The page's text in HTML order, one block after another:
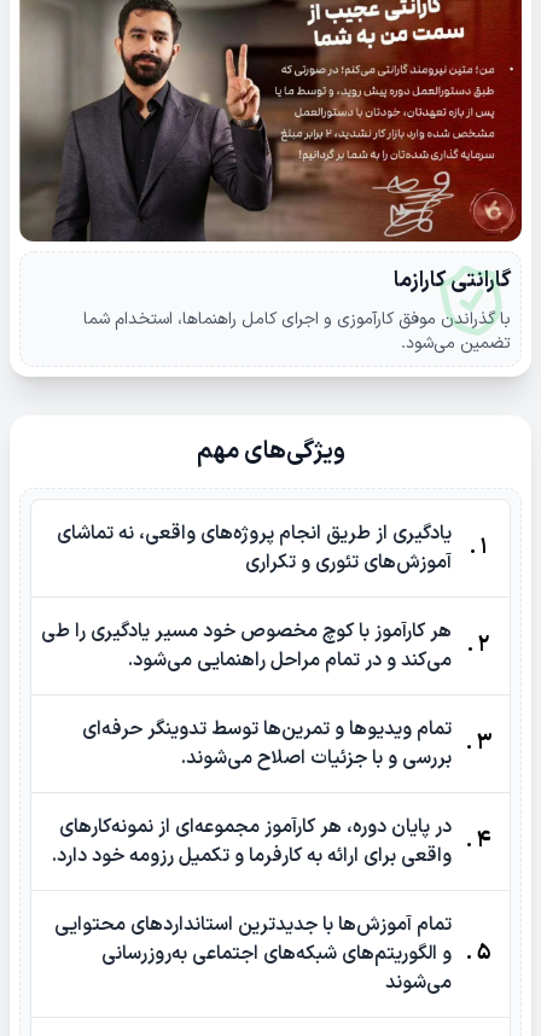
گارانتی کارازما
با گذراندن موفق کارآموزی و اجرای کامل راهنماها، استخدام شما
تضمین می‌شود.
ویژگی‌های مهم
1 .
یادگیری از طریق انجام پروژه‌های واقعی، نه تماشای
آموزش‌های تئوری و تکراری
2 .
هر کارآموز با کوچ مخصوص خود مسیر یادگیری را طی
می‌کند و در تمام مراحل راهنمایی می‌شود.
3 .
تمام ویدیوها و تمرین‌ها توسط تدوینگر حرفه‌ای
بررسی و با جزئیات اصلاح می‌شوند.
4 .
در پایان دوره، هر کارآموز مجموعه‌ای از نمونه‌کارهای
واقعی برای ارائه به کارفرما و تکمیل رزومه خود دارد.
5 .
تمام آموزش‌ها با جدیدترین استانداردهای محتوایی
و الگوریتم‌های شبکه‌های اجتماعی به‌روزرسانی
می‌شوند